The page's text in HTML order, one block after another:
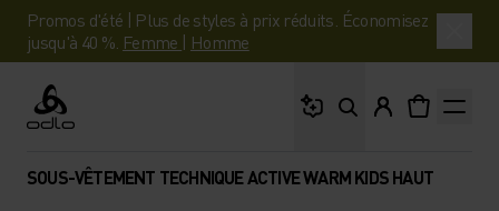
Promos d'été | Plus de styles à prix réduits. Économisez
jusqu'à 40 %. Femme | Homme
Odlo
SOUS-VÊTEMENT TECHNIQUE ACTIVE WARM KIDS HAUT